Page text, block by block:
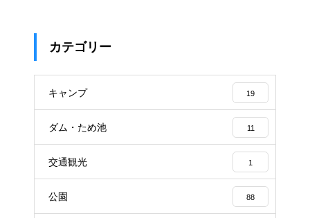
カテゴリー
キャンプ 19
ダム・ため池 11
交通観光 1
公園 88